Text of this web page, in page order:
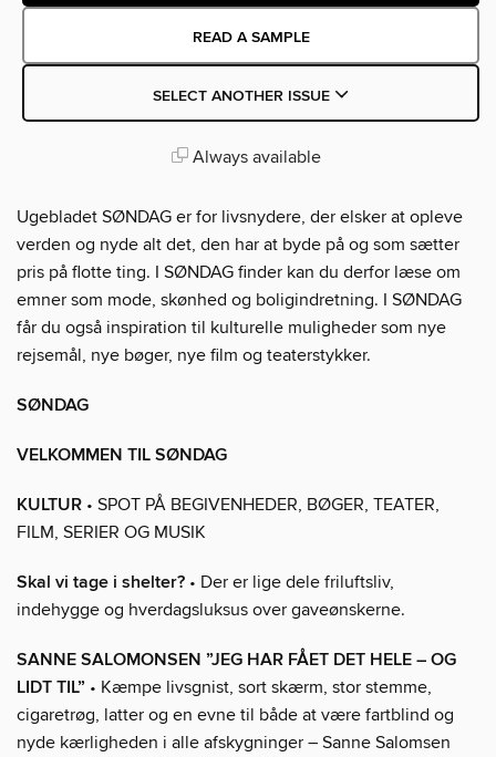
READ A SAMPLE
SELECT ANOTHER ISSUE
Always available
Ugebladet SØNDAG er for livsnydere, der elsker at opleve
verden og nyde alt det, den har at byde på og som sætter
pris på flotte ting. I SØNDAG finder kan du derfor læse om
emner som mode, skønhed og boligindretning. I SØNDAG
får du også inspiration til kulturelle muligheder som nye
rejsemål, nye bøger, nye film og teaterstykker.
SØNDAG
VELKOMMEN TIL SØNDAG
KULTUR • SPOT PÅ BEGIVENHEDER, BØGER, TEATER,
FILM, SERIER OG MUSIK
Skal vi tage i shelter? • Der er lige dele friluftsliv,
indehygge og hverdagsluksus over gaveønskerne.
SANNE SALOMONSEN ”JEG HAR FÅET DET HELE – OG
LIDT TIL” • Kæmpe livsgnist, sort skærm, stor stemme,
cigaretrøg, latter og en evne til både at være fartblind og
nyde kærligheden i alle afskygninger – Sanne Salomsen